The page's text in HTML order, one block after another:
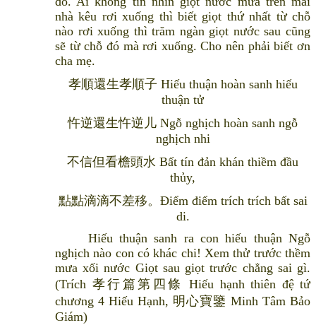
nhà kêu rơi xuống thì biết giọt thứ nhất từ chỗ
nào rơi xuống thì trăm ngàn giọt nước sau cũng
sẽ từ chỗ đó mà rơi xuống. Cho nên phải biết ơn
cha mẹ.
孝順還生孝順子 Hiếu thuận hoàn sanh hiếu
thuận tử
忤逆還生忤逆儿 Ngỗ nghịch hoàn sanh ngỗ
nghịch nhi
不信但看檐頭水 Bất tín đản khán thiềm đầu
thủy,
點點滴滴不差移。Điểm điểm trích trích bất sai
di.
Hiếu thuận sanh ra con hiếu thuận Ngỗ
nghịch nào con có khác chi! Xem thử trước thềm
mưa xối nước Giọt sau giọt trước chẳng sai gì.
(Trích 孝行篇第四條 Hiếu hạnh thiên đệ tứ
chương 4 Hiếu Hạnh, 明心寶鑒 Minh Tâm Bảo
Giám)